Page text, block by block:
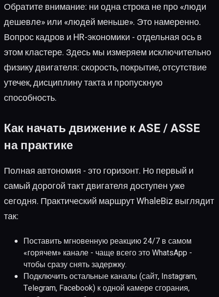
Обратите внимание: ни одна строка не про «люди
дешевле» или «людей меньше». Это намеренно.
Вопрос кадров и HR-экономики - отдельная ось в
этом кластере. Здесь мы измеряем исключительно
физику двигателя: скорость, покрытие, отсутствие
утечек, дисциплину такта и пропускную
способность.
Как начать движение к ASE / ASSE
на практике
Полная автономия - это горизонт. Но первый и
самый дорогой такт двигателя доступен уже
сегодня. Практический маршрут WhaleBiz выглядит
так:
Поставить мгновенную реакцию 24/7 в самом
«горячем» канале - чаще всего это WhatsApp -
чтобы сразу снять задержку.
Подключить остальные каналы (сайт, Instagram,
Telegram, Facebook) к одной камере сгорания,